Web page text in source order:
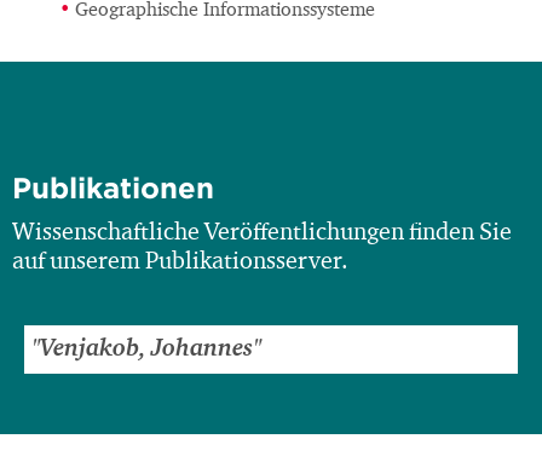
Geographische Informationssysteme
Publikationen
Wissenschaftliche Veröffentlichungen finden Sie
auf unserem Publikationsserver.